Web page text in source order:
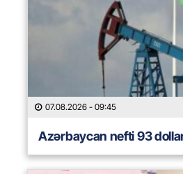
07.08.2026 - 09:45
Azərbaycan nefti 93